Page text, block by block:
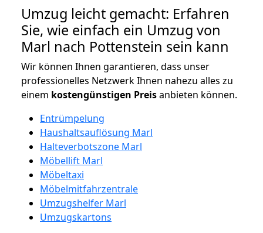
Umzug leicht gemacht: Erfahren
Sie, wie einfach ein Umzug von
Marl nach Pottenstein sein kann
Wir können Ihnen garantieren, dass unser
professionelles Netzwerk Ihnen nahezu alles zu
einem kostengünstigen Preisanbieten können.
Entrümpelung
Haushaltsauflösung Marl
Halteverbotszone Marl
Möbellift Marl
Möbeltaxi
Möbelmitfahrzentrale
Umzugshelfer Marl
Umzugskartons